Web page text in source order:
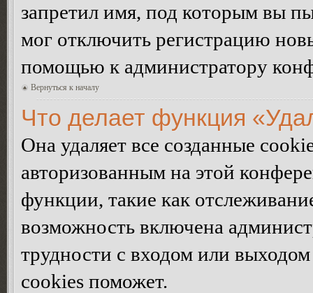
запретил имя, под которым вы
мог отключить регистрацию
помощью к администратору
Вернуться к началу
Что делает функция
Она удаляет все созданные
авторизованным на этой
функции, такие как
возможность включена
трудности с входом или
cookies поможет.